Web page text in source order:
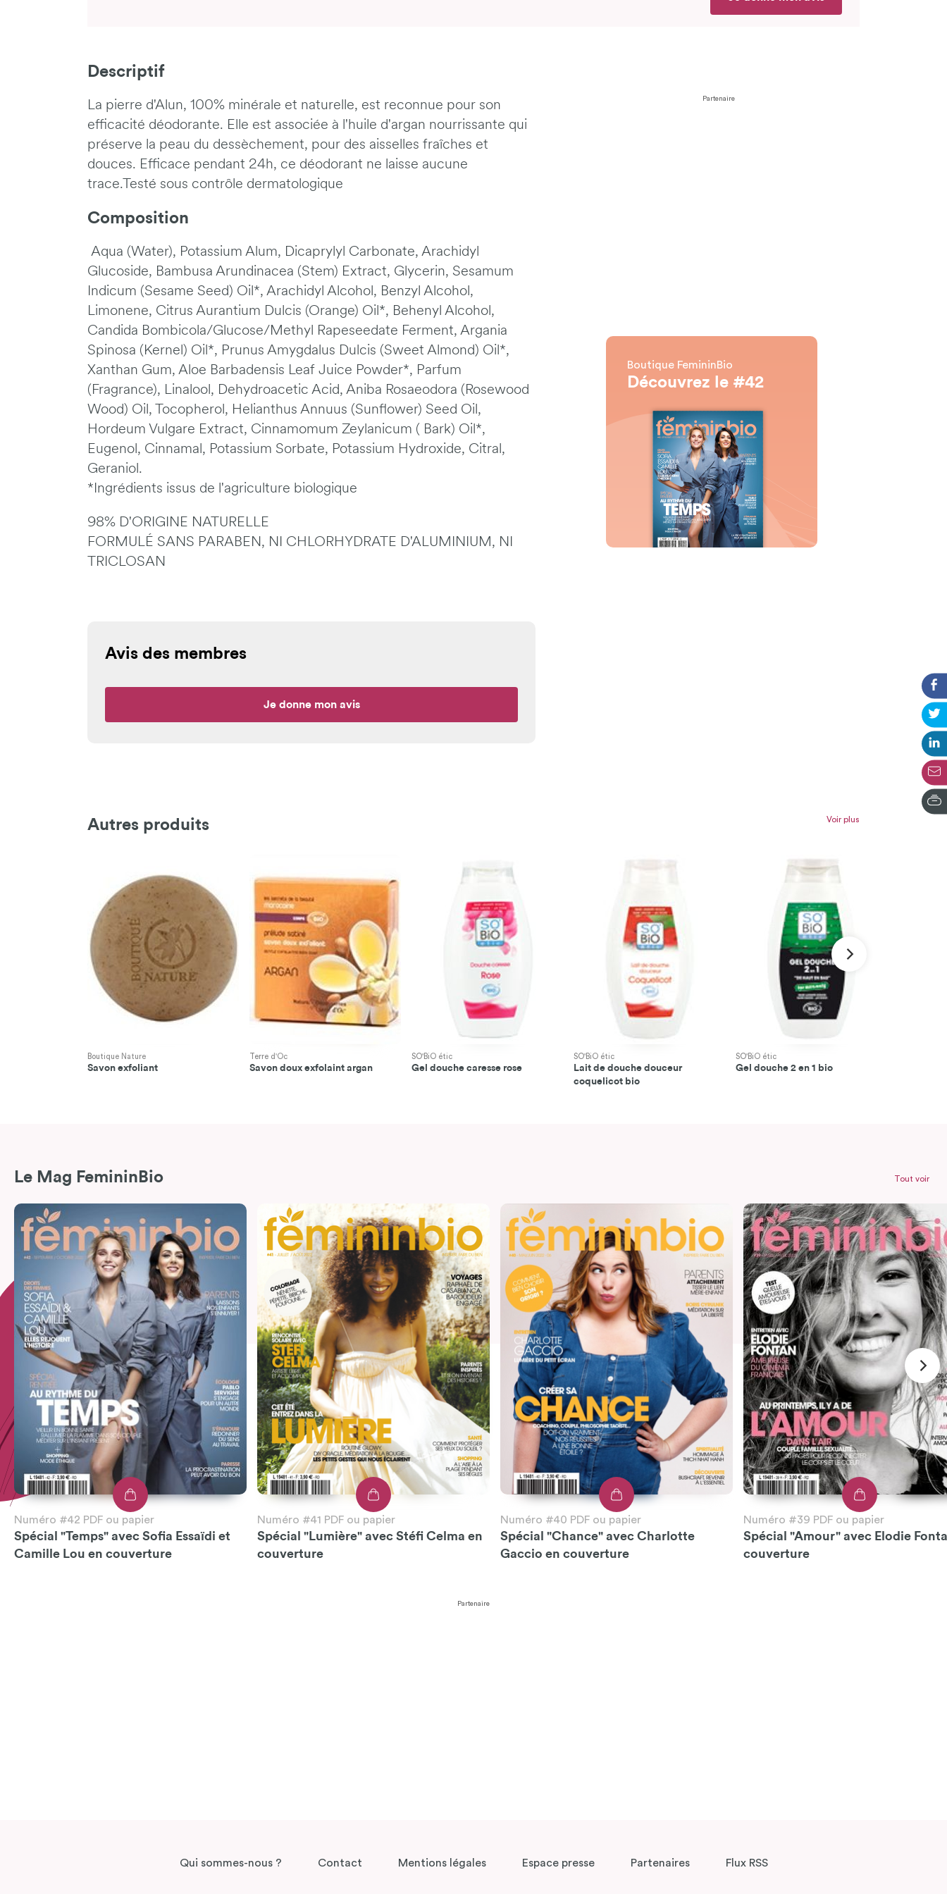
Partenaire
Boutique FemininBio
Découvrez le #42
Descriptif
La pierre d'Alun, 100% minérale et naturelle, est reconnue pour son
efficacité déodorante. Elle est associée à l'huile d'argan nourrissante qui
préserve la peau du dessèchement, pour des aisselles fraîches et
douces. Efficace pendant 24h, ce déodorant ne laisse aucune
trace.Testé sous contrôle dermatologique
Composition
Aqua (Water), Potassium Alum, Dicaprylyl Carbonate, Arachidyl
Glucoside, Bambusa Arundinacea (Stem) Extract, Glycerin, Sesamum
Indicum (Sesame Seed) Oil*, Arachidyl Alcohol, Benzyl Alcohol,
Limonene, Citrus Aurantium Dulcis (Orange) Oil*, Behenyl Alcohol,
Candida Bombicola/Glucose/Methyl Rapeseedate Ferment, Argania
Spinosa (Kernel) Oil*, Prunus Amygdalus Dulcis (Sweet Almond) Oil*,
Xanthan Gum, Aloe Barbadensis Leaf Juice Powder*, Parfum
(Fragrance), Linalool, Dehydroacetic Acid, Aniba Rosaeodora (Rosewood
Wood) Oil, Tocopherol, Helianthus Annuus (Sunflower) Seed Oil,
Hordeum Vulgare Extract, Cinnamomum Zeylanicum ( Bark) Oil*,
Eugenol, Cinnamal, Potassium Sorbate, Potassium Hydroxide, Citral,
Geraniol.
*Ingrédients issus de l'agriculture biologique
98% D'ORIGINE NATURELLE
FORMULÉ SANS PARABEN, NI CHLORHYDRATE D'ALUMINIUM, NI
TRICLOSAN
Avis des membres
Je donne mon avis
Autres produits Voir plus
Boutique Nature
Savon exfoliant
Terre d'Oc
Savon doux exfolaint argan
SO'BiO étic
Gel douche caresse rose
SO'BiO étic
Lait de douche douceur
coquelicot bio
SO'BiO étic
Gel douche 2 en 1 bio
Le Mag FemininBio
Numéro #42 PDF ou papier
Spécial "Temps" avec Sofia Essaïdi et
Camille Lou en couverture
Numéro #41 PDF ou papier
Spécial "Lumière" avec Stéfi Celma en
couverture
Numéro #40 PDF ou papier
Spécial "Chance" avec Charlotte
Gaccio en couverture
Numéro #39 PDF ou papier
Spécial "Amour" avec Elodie
couverture
Tout voir
Partenaire
Qui sommes-nous ? Contact Mentions légales Espace presse Partenaires Flux RSS